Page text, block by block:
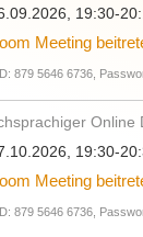
19:30-
Meeting
879 5646 6736,
Online
19:30-
Meeting
879 5646 6736,